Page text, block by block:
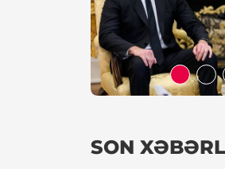
SON